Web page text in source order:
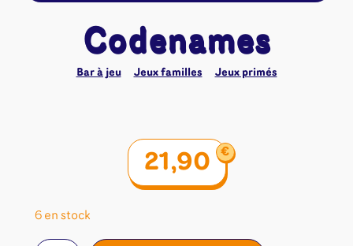
Codenames
Bar à jeu Jeux familles Jeux primés
21,90 €
6 en stock